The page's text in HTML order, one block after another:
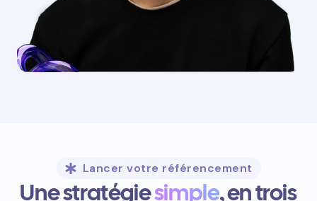
Lancer votre référencement
Une stratégiesimple, en trois